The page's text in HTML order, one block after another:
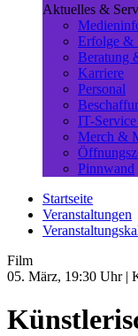
Aktuelles &
Erfolge &
Beratung
Karriere
Personal
IT-
Merch &
Pinnwand
Startseite
Veranstaltungen
Film
05. März, 19:30 Uhr |